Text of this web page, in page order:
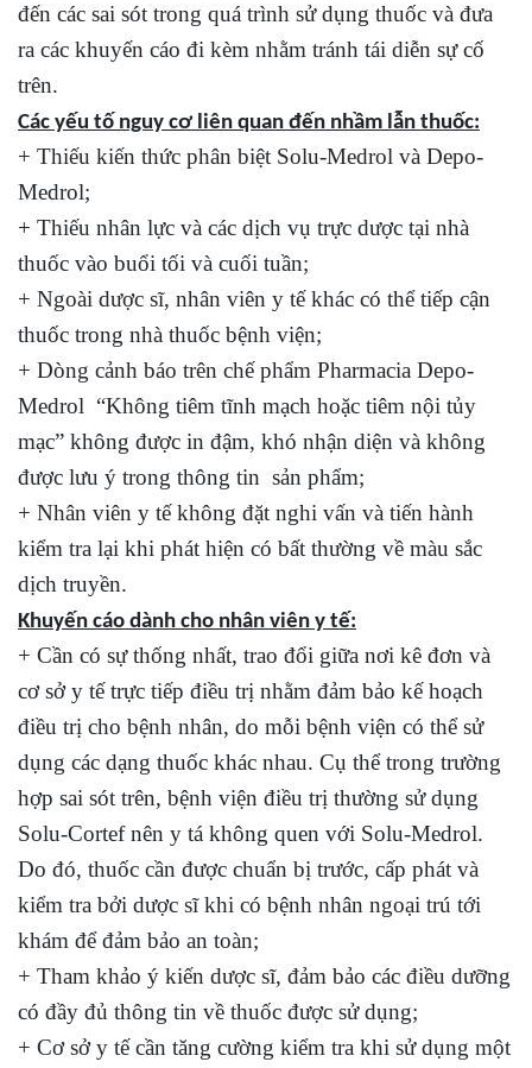
đến các sai sót trong quá trình sử dụng thuốc và đưa
ra các khuyến cáo đi kèm nhằm tránh tái diễn sự cố
trên.
Các yếu tố nguy cơ liên quan đến nhầm lẫn thuốc:
+ Thiếu kiến thức phân biệt Solu-Medrol và Depo-
Medrol;
+ Thiếu nhân lực và các dịch vụ trực dược tại nhà
thuốc vào buổi tối và cuối tuần;
+ Ngoài dược sĩ, nhân viên y tế khác có thể tiếp cận
thuốc trong nhà thuốc bệnh viện;
+ Dòng cảnh báo trên chế phẩm Pharmacia Depo-
Medrol “Không tiêm tĩnh mạch hoặc tiêm nội tủy
mạc” không được in đậm, khó nhận diện và không
được lưu ý trong thông tin sản phẩm;
+ Nhân viên y tế không đặt nghi vấn và tiến hành
kiểm tra lại khi phát hiện có bất thường về màu sắc
dịch truyền.
Khuyến cáo dành cho nhân viên y tế:
+ Cần có sự thống nhất, trao đổi giữa nơi kê đơn và
cơ sở y tế trực tiếp điều trị nhằm đảm bảo kế hoạch
điều trị cho bệnh nhân, do mỗi bệnh viện có thể sử
dụng các dạng thuốc khác nhau. Cụ thể trong trường
hợp sai sót trên, bệnh viện điều trị thường sử dụng
Solu-Cortef nên y tá không quen với Solu-Medrol.
Do đó, thuốc cần được chuẩn bị trước, cấp phát và
kiểm tra bởi dược sĩ khi có bệnh nhân ngoại trú tới
khám để đảm bảo an toàn;
+ Tham khảo ý kiến dược sĩ, đảm bảo các điều dưỡng
có đầy đủ thông tin về thuốc được sử dụng;
+ Cơ sở y tế cần tăng cường kiểm tra khi sử dụng một